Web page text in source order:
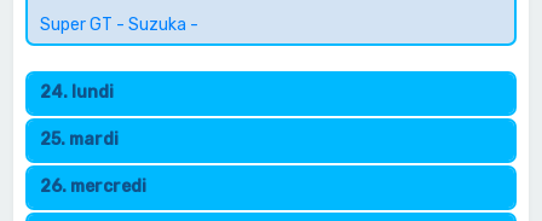
Super GT - Suzuka -
24. lundi
25. mardi
26. mercredi